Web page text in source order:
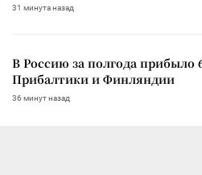
31 минута назад
В Россию за полгода прибыло
Прибалтики и Финляндии
36 минут назад